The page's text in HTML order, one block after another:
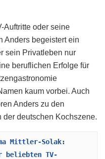
Auftritte oder seine
Anders begeistert ein
sein Privatleben nur
beruflichen Erfolge für
kaum vorbei. Auch
Anders zu den
deutschen Kochszene.
Mittler-Solak:
beliebten TV-